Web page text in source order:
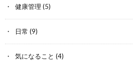
健康管理 (5)
日常 (9)
気になること (4)